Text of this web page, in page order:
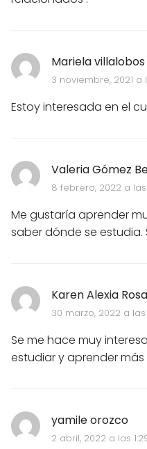
Mariela villalobos
3 noviembre, 2021 a
Estoy interesada en el
Valeria Gómez
8 febrero, 2022 a las
Me gustaría aprender
saber dónde se estudia.
Karen Alexia
30 marzo, 2022 a las
Se me hace muy
estudiar y aprender
yamile orozco
2 abril, 2022 a las